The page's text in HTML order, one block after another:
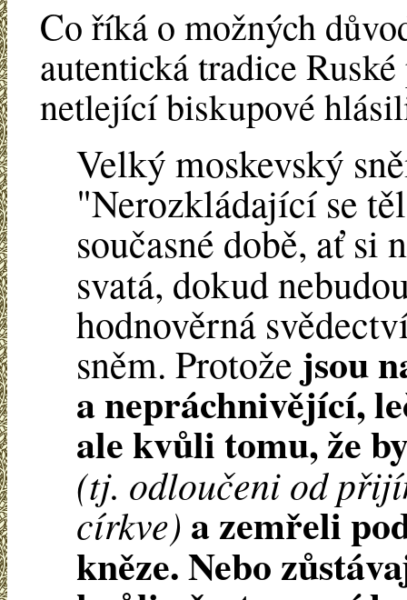
Co říká o možných
autentická tradice
netlející biskupové
Velký moskevský
"Nerozkládající se
současné době, ať
svatá, dokud
hodnověrná
sněm. Protože jsou
a nepráchnivějící,
ale kvůli tomu, že
(tj. odloučeni od
církve) a zemřeli
kněze. Nebo